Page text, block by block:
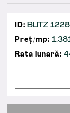
ID: BLITZ
Preț/mp:
Rata lunară: